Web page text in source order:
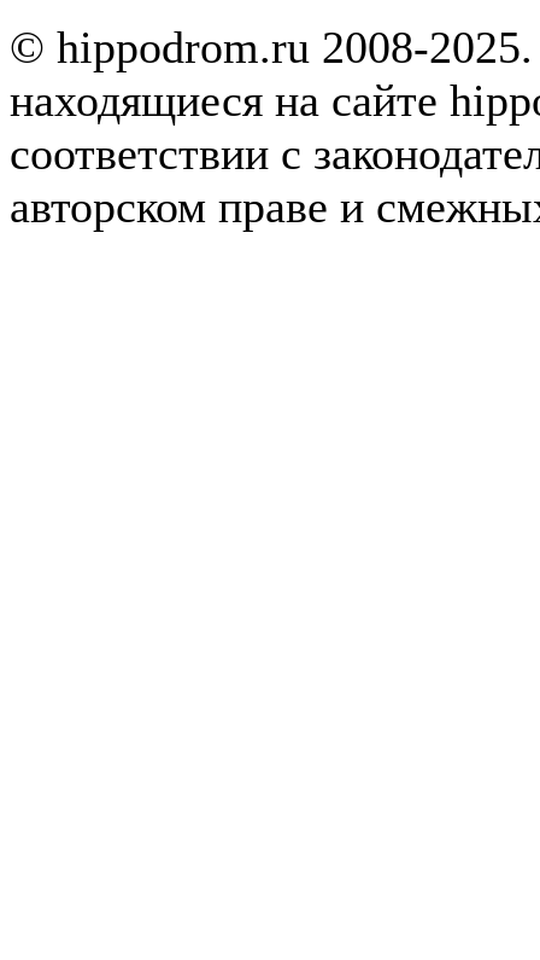
© hippodrom.ru 2008-
находящиеся на сайте
соответствии с
авторском праве и